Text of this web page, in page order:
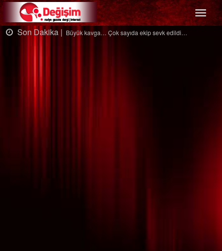
Menü
ekip sevk edildi… Son Dakika |Ağaçtan düştü…